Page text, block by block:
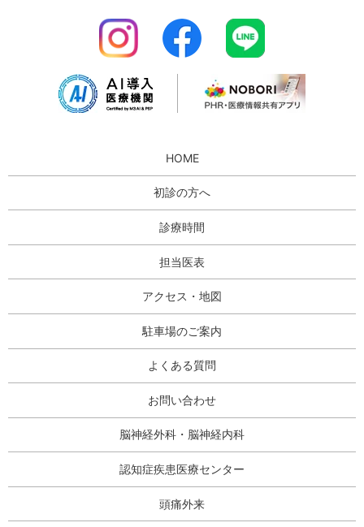
HOME
初診の方へ
診療時間
担当医表
アクセス・地図
駐車場のご案内
よくある質問
お問い合わせ
脳神経外科・脳神経内科
認知症疾患医療センター
頭痛外来